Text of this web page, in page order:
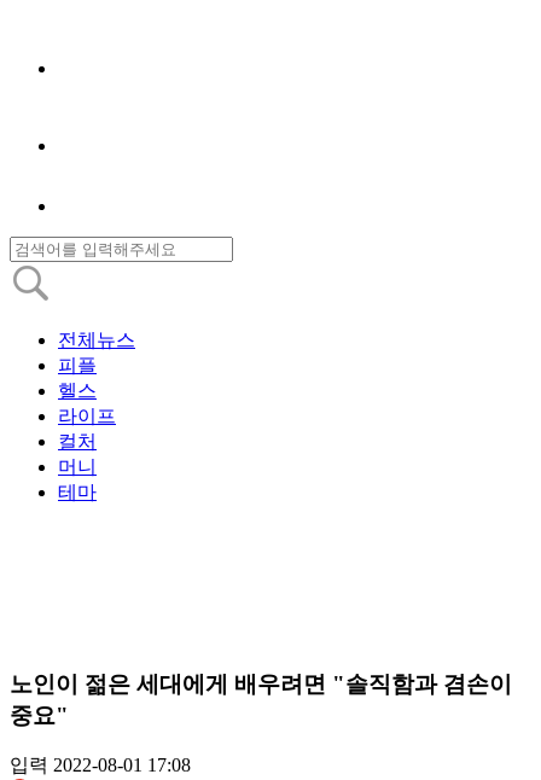
전체뉴스
피플
헬스
라이프
컬처
머니
테마
노인이 젊은 세대에게 배우려면 "솔직함과 겸손이
중요"
입력 2022-08-01 17:08